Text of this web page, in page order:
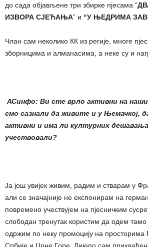
до сада објављене три збирке пјесама “
ИЗВОРА СЈЕЋАЊА” и “У ЊЕДРИМА
Члан сам неколико КК из регије, многе
зборницима и алманасима, а неке су и
АСинфо: Ви сте врло активни на
смо сазнали да живите и у Њемачкој,
активни и има ли културних
учествовали?
Ја још увијек живим, радим и стварам у
али се значајније не експонирам на
повремено учествујем на пјесничким
слободан тренутак користим да одем тамо
одржим по неку промоцију на просторима